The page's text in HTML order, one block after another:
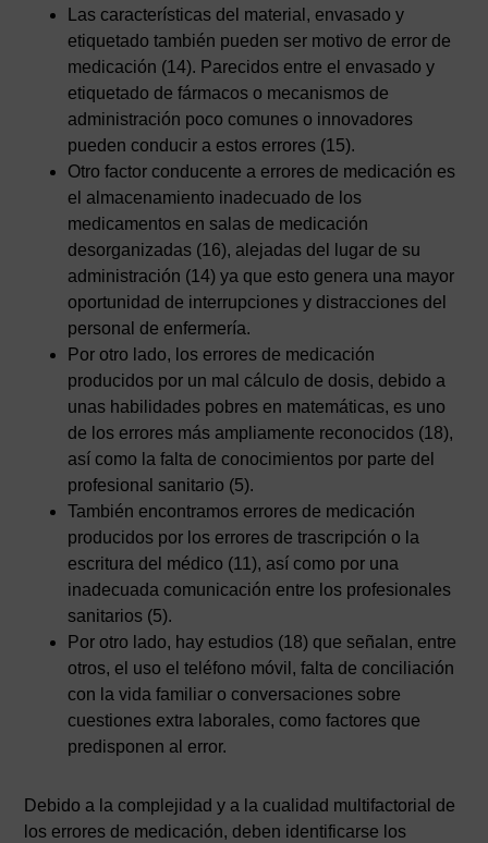
Las características del material, envasado y
etiquetado también pueden ser motivo de error de
medicación (14). Parecidos entre el envasado y
etiquetado de fármacos o mecanismos de
administración poco comunes o innovadores
pueden conducir a estos errores (15).
Otro factor conducente a errores de medicación es
el almacenamiento inadecuado de los
medicamentos en salas de medicación
desorganizadas (16), alejadas del lugar de su
administración (14) ya que esto genera una mayor
oportunidad de interrupciones y distracciones del
personal de enfermería.
Por otro lado, los errores de medicación
producidos por un mal cálculo de dosis, debido a
unas habilidades pobres en matemáticas, es uno
de los errores más ampliamente reconocidos (18),
así como la falta de conocimientos por parte del
profesional sanitario (5).
También encontramos errores de medicación
producidos por los errores de trascripción o la
escritura del médico (11), así como por una
inadecuada comunicación entre los profesionales
sanitarios (5).
Por otro lado, hay estudios (18) que señalan, entre
otros, el uso el teléfono móvil, falta de conciliación
con la vida familiar o conversaciones sobre
cuestiones extra laborales, como factores que
predisponen al error.
Debido a la complejidad y a la cualidad multifactorial de
los errores de medicación, deben identificarse los